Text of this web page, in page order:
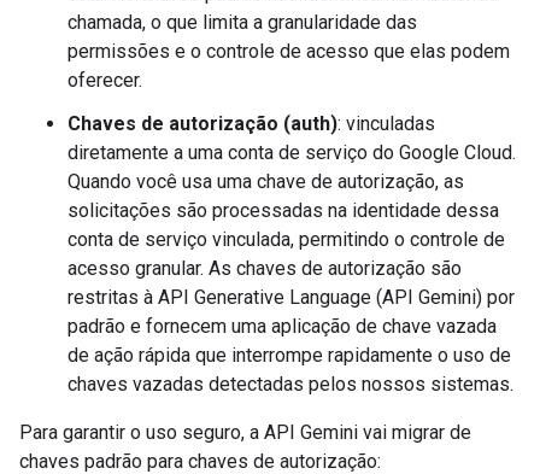
chamada, o que limita a granularidade das
permissões e o controle de acesso que elas podem
oferecer.
Chaves de autorização (auth): vinculadas
diretamente a uma conta de serviço do Google Cloud.
Quando você usa uma chave de autorização, as
solicitações são processadas na identidade dessa
conta de serviço vinculada, permitindo o controle de
acesso granular. As chaves de autorização são
restritas à API Generative Language (API Gemini) por
padrão e fornecem uma aplicação de chave vazada
de ação rápida que interrompe rapidamente o uso de
chaves vazadas detectadas pelos nossos sistemas.
Para garantir o uso seguro, a API Gemini vai migrar de
chaves padrão para chaves de autorização: